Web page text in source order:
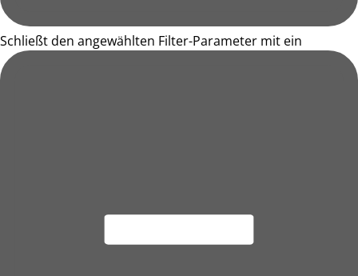
Schließt den angewählten Filter-Parameter mit ein